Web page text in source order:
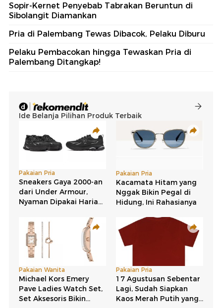
Sopir-Kernet Penyebab Tabrakan Beruntun di
Sibolangit Diamankan
Pria di Palembang Tewas Dibacok, Pelaku Diburu
Pelaku Pembacokan hingga Tewaskan Pria di
Palembang Ditangkap!